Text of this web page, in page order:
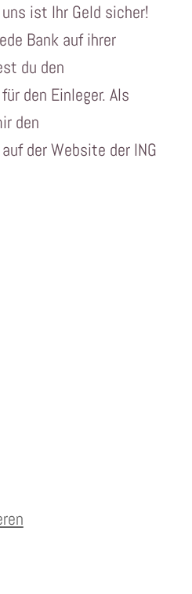
ist Ihr Geld sicher!
Bank auf ihrer
du den
den Einleger. Als
den
der Website der ING